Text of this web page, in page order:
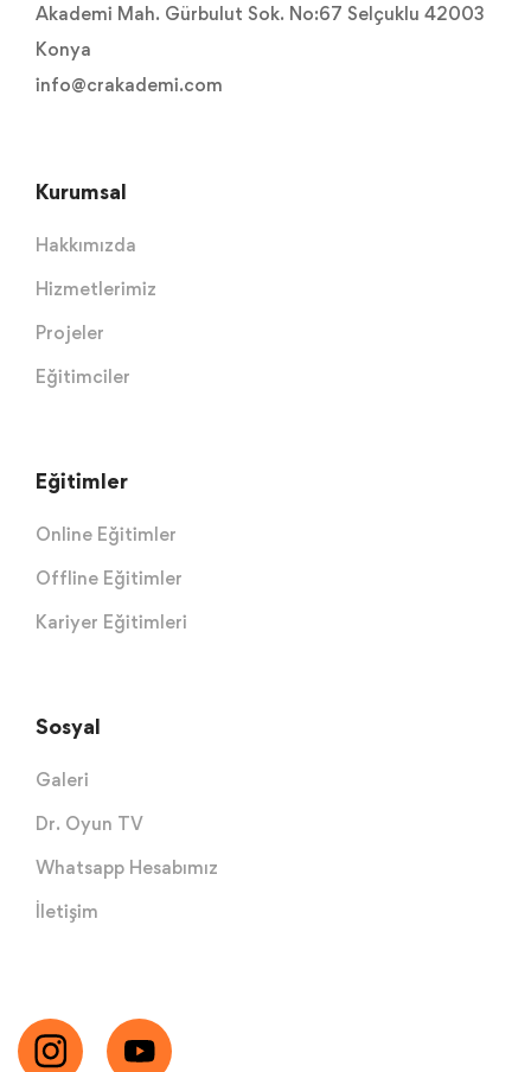
Akademi Mah. Gürbulut Sok. No:67 Selçuklu 42003
Konya
info@crakademi.com
Kurumsal
Hakkımızda
Hizmetlerimiz
Projeler
Eğitimciler
Eğitimler
Online Eğitimler
Offline Eğitimler
Kariyer Eğitimleri
Sosyal
Galeri
Dr. Oyun TV
Whatsapp Hesabımız
İletişim